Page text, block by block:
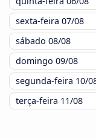
sexta-feira 07/08
sábado 08/08
domingo 09/08
segunda-feira 10/
terça-feira 11/08